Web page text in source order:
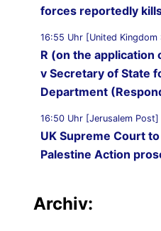
forces reportedly
16:55 Uhr [United Kingdom
R (on the
v Secretary of State
Department
16:50 Uhr [Jerusalem Post]
UK Supreme Court
Palestine Action
14 peaceful
Archiv: